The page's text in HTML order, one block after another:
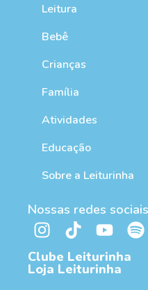
Leitura
Bebê
Crianças
Família
Atividades
Educação
Sobre a Leiturinha
Nossas redes sociais
Clube Leiturinha
Loja Leiturinha